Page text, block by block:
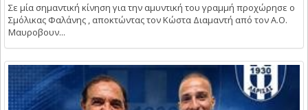
Σε μία σημαντική κίνηση για την αμυντική του γραμμή προχώρησε ο
Σμόλικας Φαλάνης , αποκτώντας τον Κώστα Διαμαντή από τον Α.Ο.
Μαυροβουν...